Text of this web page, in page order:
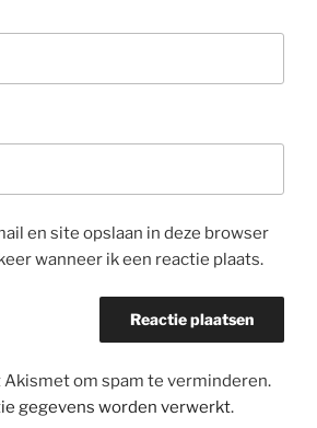
en site opslaan in deze browser
wanneer ik een reactie plaats.
om spam te verminderen.
gegevens worden verwerkt.